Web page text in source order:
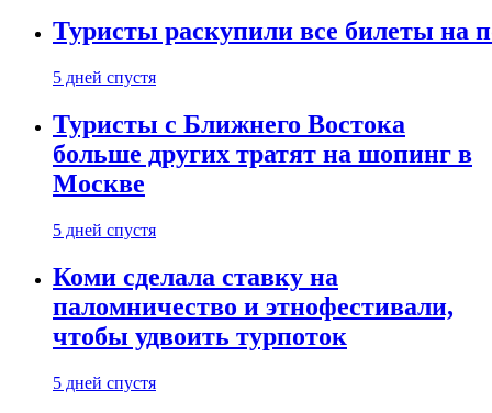
Туристы раскупили все билеты на
5 дней спустя
Туристы с Ближнего Востока
больше других тратят на шопинг в
Москве
5 дней спустя
Коми сделала ставку на
паломничество и этнофестивали,
чтобы удвоить турпоток
5 дней спустя